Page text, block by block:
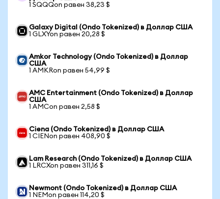
1 SQQQon равен 38,23 $
Galaxy Digital (Ondo Tokenized) в Доллар США
1 GLXYon равен 20,28 $
Amkor Technology (Ondo Tokenized) в Доллар
США
1 AMKRon равен 54,99 $
AMC Entertainment (Ondo Tokenized) в Доллар
США
1 AMCon равен 2,58 $
Ciena (Ondo Tokenized) в Доллар США
1 CIENon равен 408,90 $
Lam Research (Ondo Tokenized) в Доллар США
1 LRCXon равен 311,16 $
Newmont (Ondo Tokenized) в Доллар США
1 NEMon равен 114,20 $